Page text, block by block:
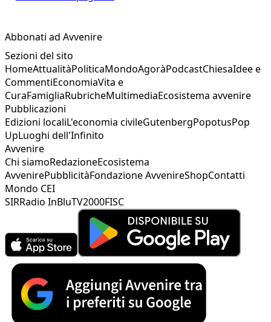
Abbonati ad Avvenire
Sezioni del sito
HomeAttualitàPoliticaMondoAgoràPodcastChiesaIdee e
CommentiEconomiaVita e
CuraFamigliaRubricheMultimediaEcosistema avvenire
Pubblicazioni
Edizioni localiL'economia civileGutenbergPopotusPop
UpLuoghi dell'Infinito
Avvenire
Chi siamoRedazioneEcosistema
AvvenirePubblicitàFondazione AvvenireShopContatti
Mondo CEI
SIRRadio InBluTV2000FISC